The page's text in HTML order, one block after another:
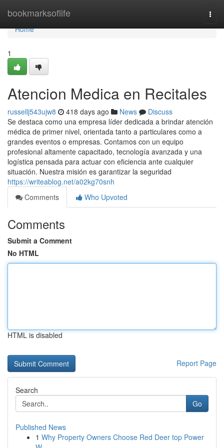
bookmarksoflife
Home
Home
1
Atencion Medica en Recitales
russellj543ujw8 418 days ago News
Discuss
Se destaca como una empresa líder dedicada a brindar atención
médica de primer nivel, orientada tanto a particulares como a
grandes eventos o empresas. Contamos con un equipo
profesional altamente capacitado, tecnología avanzada y una
logística pensada para actuar con eficiencia ante cualquier
situación. Nuestra misión es garantizar la seguridad
https://writeablog.net/a02kg70snh
Comments
Who Upvoted
Comments
Submit a Comment
No HTML
HTML is disabled
Report Page
Search
Go
Published News
1 Why Property Owners Choose Red Deer top Power